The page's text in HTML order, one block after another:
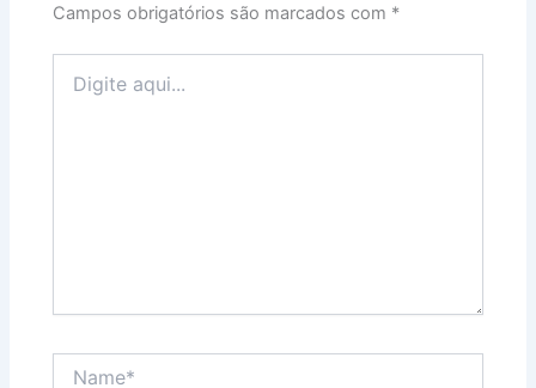
Campos obrigatórios são marcados com *
aqui...